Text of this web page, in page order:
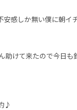
安感しか無い僕に朝イ
助けて来たので今日も
♪